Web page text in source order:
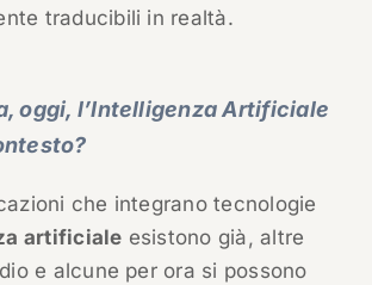
traducibili in realtà.
oggi, l’Intelligenza Artificiale
che integrano tecnologie
artificiale esistono già, altre
e alcune per ora si possono